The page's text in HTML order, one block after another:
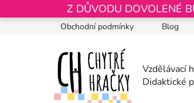
na
Z DŮVODU DOVOLENÉ
Obchodní podmínky Blog